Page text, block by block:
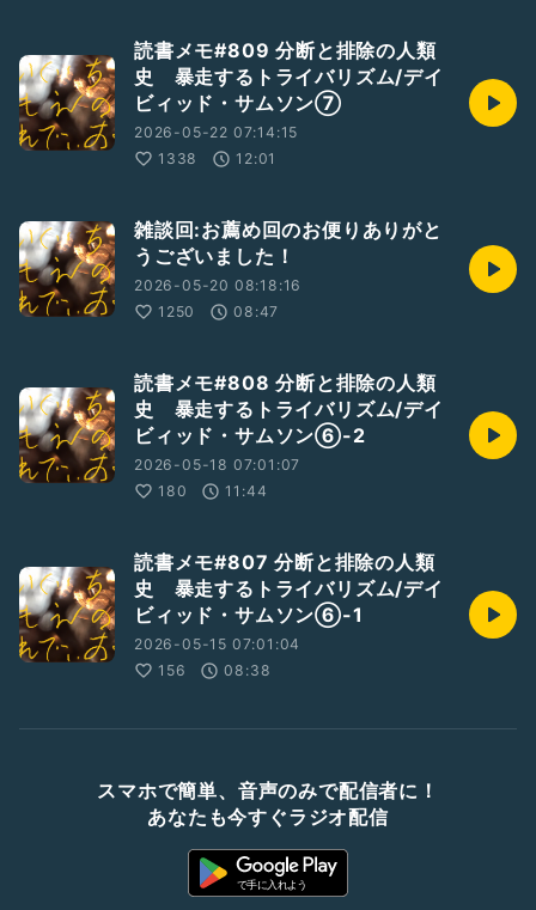
読書メモ#809 分断と排除の人類
史 暴走するトライバリズム/デイ
ビィッド・サムソン⑦
2026-05-22 07:14:15
1338
12:01
雑談回:お薦め回のお便りありがと
うございました！
2026-05-20 08:18:16
1250
08:47
読書メモ#808 分断と排除の人類
史 暴走するトライバリズム/デイ
ビィッド・サムソン⑥-2
2026-05-18 07:01:07
180
11:44
読書メモ#807 分断と排除の人類
史 暴走するトライバリズム/デイ
ビィッド・サムソン⑥-1
2026-05-15 07:01:04
156
08:38
スマホで簡単、音声のみで配信者に！
あなたも今すぐラジオ配信